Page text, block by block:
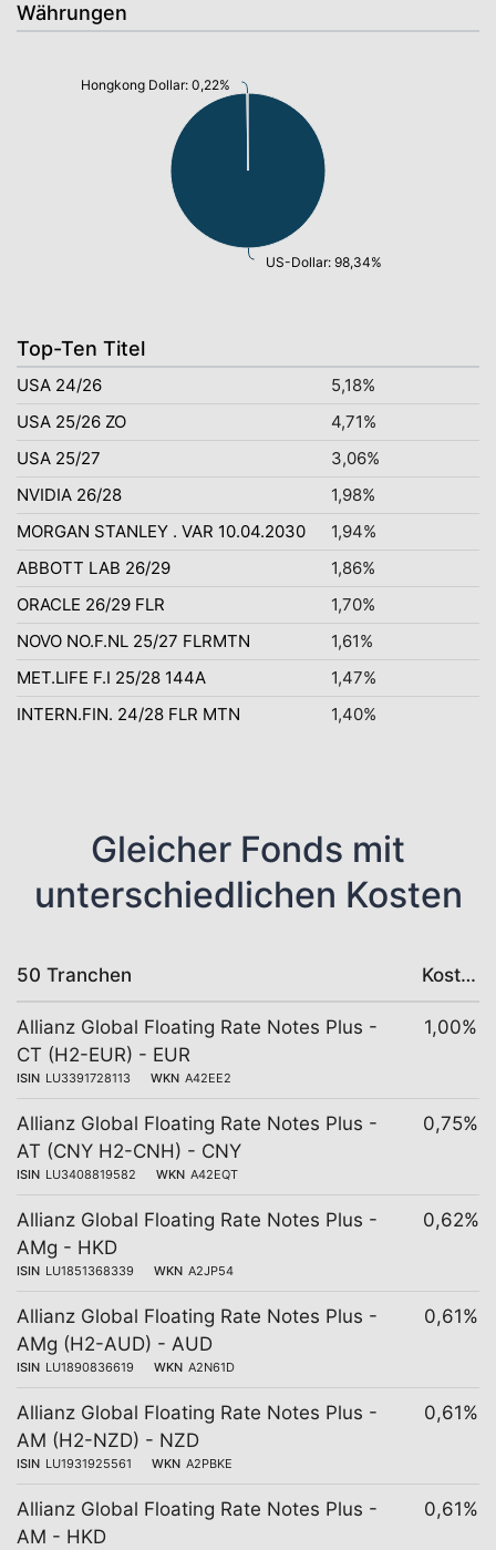
Währungen
US-Dollar: 98,34%
Hongkong Dollar: 0,22%
Top-Ten Titel
USA 24/26
5,18%
USA 25/26 ZO
4,71%
USA 25/27
3,06%
NVIDIA 26/28
1,98%
MORGAN STANLEY . VAR 10.04.2030
1,94%
ABBOTT LAB 26/29
1,86%
ORACLE 26/29 FLR
1,70%
NOVO NO.F.NL 25/27 FLRMTN
1,61%
MET.LIFE F.I 25/28 144A
1,47%
INTERN.FIN. 24/28 FLR MTN
1,40%
Gleicher Fonds mit
unterschiedlichen Kosten
50 Tranchen Kosten
Allianz Global Floating Rate Notes Plus -
CT (H2-EUR) - EUR
ISIN LU3391728113 WKN A42EE2
1,00%
Allianz Global Floating Rate Notes Plus -
AT (CNY H2-CNH) - CNY
ISIN LU3408819582 WKN A42EQT
0,75%
Allianz Global Floating Rate Notes Plus -
AMg - HKD
ISIN LU1851368339 WKN A2JP54
0,62%
Allianz Global Floating Rate Notes Plus -
AMg (H2-AUD) - AUD
ISIN LU1890836619 WKN A2N61D
0,61%
Allianz Global Floating Rate Notes Plus -
AM (H2-NZD) - NZD
ISIN LU1931925561 WKN A2PBKE
0,61%
Allianz Global Floating Rate Notes Plus -
AM - HKD
0,61%